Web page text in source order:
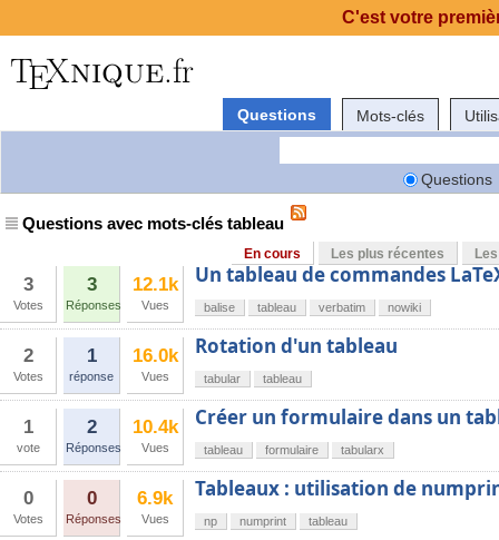
Questions Mots-clés
Questions
Questions avec mots-clés tableau
En cours Les plus récentes
3
Votes
3
Réponses
12.1k
Vues
Un tableau de commandes
balise tableau verbatim nowiki
2
Votes
1
réponse
16.0k
Vues
Rotation d'un tableau
tabular tableau
1
vote
2
Réponses
10.4k
Vues
Créer un formulaire dans un
tableau formulaire tabularx
0
Votes
0
Réponses
6.9k
Vues
Tableaux : utilisation de
np numprint tableau
C'est votre